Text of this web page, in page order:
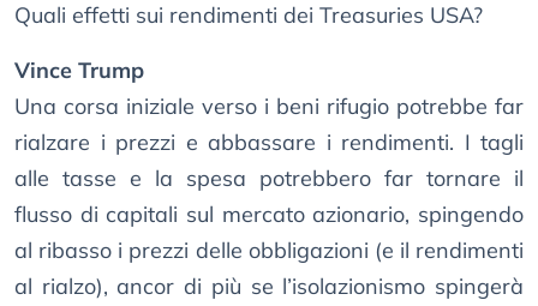
Quali effetti sui rendimenti dei Treasuries USA?
Vince Trump
Una corsa iniziale verso i beni rifugio potrebbe far
rialzare i prezzi e abbassare i rendimenti. I tagli
alle tasse e la spesa potrebbero far tornare il
flusso di capitali sul mercato azionario, spingendo
al ribasso i prezzi delle obbligazioni (e il rendimenti
al rialzo), ancor di più se l’isolazionismo spingerà